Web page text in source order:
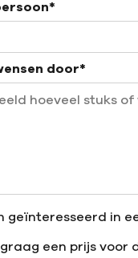
door*
geïnteresseerd in
graag een prijs voor